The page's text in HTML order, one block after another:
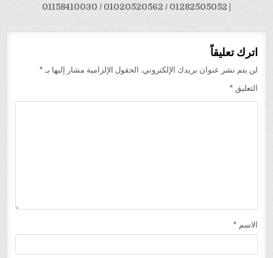
اترك تعليقاً
لن يتم نشر عنوان بريدك الإلكتروني. الحقول الإلزامية مشار إليها بـ *
التعليق *
الاسم *